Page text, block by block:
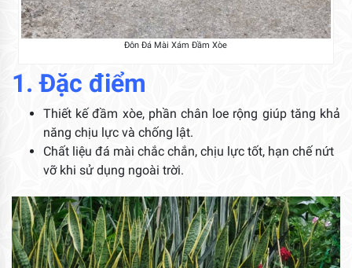
Đôn Đá Mài Xám Đầm Xòe
1. Đặc điểm
Thiết kế đầm xòe, phần chân loe rộng giúp tăng khả
năng chịu lực và chống lật.
Chất liệu đá mài chắc chắn, chịu lực tốt, hạn chế nứt
vỡ khi sử dụng ngoài trời.